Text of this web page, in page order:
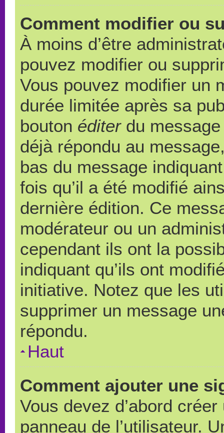
Comment modifier ou
À moins d’être
pouvez modifier ou
Vous pouvez modifier un
durée limitée après sa
bouton éditerdu message
déjà répondu au
bas du message
fois qu’il a été modifié
dernière édition. Ce
modérateur ou un
cependant ils ont la
indiquant qu’ils ont
initiative. Notez que les
supprimer un message
répondu.
Haut
Comment ajouter une
Vous devez d’abord
panneau de l’utilisateur.